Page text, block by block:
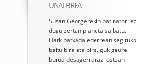
UNAI BREA
Susan Georgerekin bat nator: ez
dugu zertan planeta salbatu.
Hark patxada ederrean segituko
baitu bira eta bira, guk geure
burua desagerrarazi ostean